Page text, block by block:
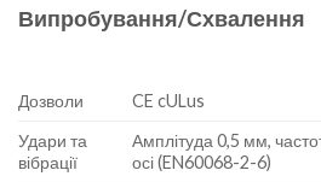
Випробування/Схвалення
Дозволи
CE cULus
Удари та
вібрації
Амплітуда 0,5 мм,
осі (EN60068-2-6)